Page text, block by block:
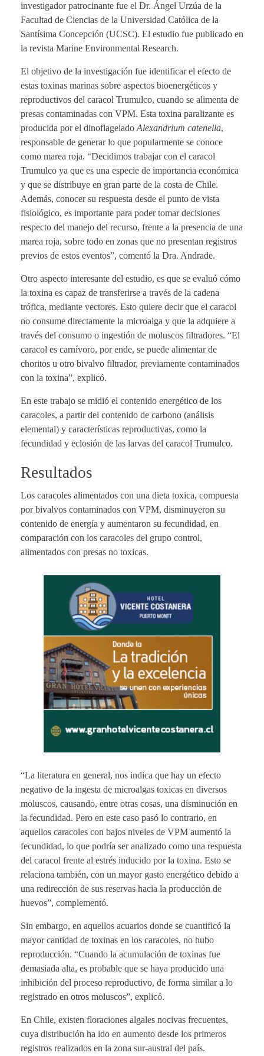
investigador patrocinante fue el Dr. Ángel Urzúa de la
Facultad de Ciencias de la Universidad Católica de la
Santísima Concepción (UCSC). El estudio fue publicado en
la revista Marine Environmental Research.
El objetivo de la investigación fue identificar el efecto de
estas toxinas marinas sobre aspectos bioenergéticos y
reproductivos del caracol Trumulco, cuando se alimenta de
presas contaminadas con VPM. Esta toxina paralizante es
producida por el dinoflagelado Alexandrium catenella,
responsable de generar lo que popularmente se conoce
como marea roja. “Decidimos trabajar con el caracol
Trumulco ya que es una especie de importancia económica
y que se distribuye en gran parte de la costa de Chile.
Además, conocer su respuesta desde el punto de vista
fisiológico, es importante para poder tomar decisiones
respecto del manejo del recurso, frente a la presencia de una
marea roja, sobre todo en zonas que no presentan registros
previos de estos eventos”, comentó la Dra. Andrade.
Otro aspecto interesante del estudio, es que se evaluó cómo
la toxina es capaz de transferirse a través de la cadena
trófica, mediante vectores. Esto quiere decir que el caracol
no consume directamente la microalga y que la adquiere a
través del consumo o ingestión de moluscos filtradores. “El
caracol es carnívoro, por ende, se puede alimentar de
choritos u otro bivalvo filtrador, previamente contaminados
con la toxina”, explicó.
En este trabajo se midió el contenido energético de los
caracoles, a partir del contenido de carbono (análisis
elemental) y características reproductivas, como la
fecundidad y eclosión de las larvas del caracol Trumulco.
Resultados
Los caracoles alimentados con una dieta toxica, compuesta
por bivalvos contaminados con VPM, disminuyeron su
contenido de energía y aumentaron su fecundidad, en
comparación con los caracoles del grupo control,
alimentados con presas no toxicas.
“La literatura en general, nos indica que hay un efecto
negativo de la ingesta de microalgas toxicas en diversos
moluscos, causando, entre otras cosas, una disminución en
la fecundidad. Pero en este caso pasó lo contrario, en
aquellos caracoles con bajos niveles de VPM aumentó la
fecundidad, lo que podría ser analizado como una respuesta
del caracol frente al estrés inducido por la toxina. Esto se
relaciona también, con un mayor gasto energético debido a
una redirección de sus reservas hacia la producción de
huevos”, complementó.
Sin embargo, en aquellos acuarios donde se cuantificó la
mayor cantidad de toxinas en los caracoles, no hubo
reproducción. “Cuando la acumulación de toxinas fue
demasiada alta, es probable que se haya producido una
inhibición del proceso reproductivo, de forma similar a lo
registrado en otros moluscos”, explicó.
En Chile, existen floraciones algales nocivas frecuentes,
cuya distribución ha ido en aumento desde los primeros
registros realizados en la zona sur-austral del país.